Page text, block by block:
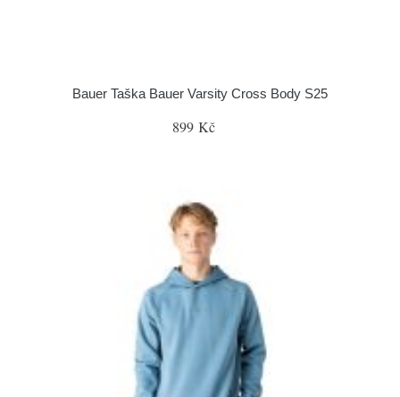
Bauer Taška Bauer Varsity Cross Body S25
899 Kč